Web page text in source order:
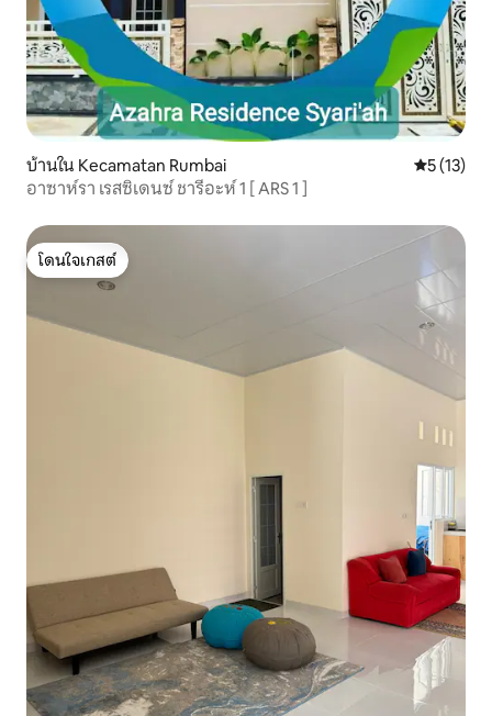
บ้านใน Kecamatan Rumbai คะแนนเฉลี่
5 (13)
อาซาห์รา เรสซิเดนซ์ ชารีอะห์ 1 [ ARS 1 ]
โดนใจเกสต์
โดนใจเกสต์